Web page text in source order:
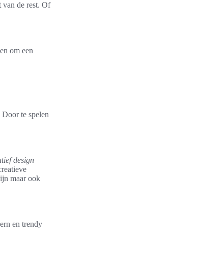
van de rest. Of
om een
te spelen
design
maar ook
en trendy